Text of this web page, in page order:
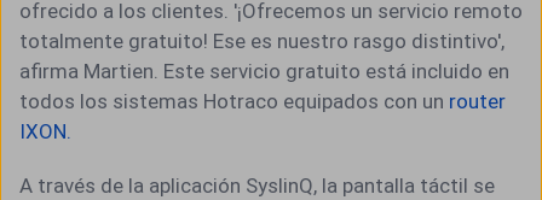
ofrecido a los clientes. '¡Ofrecemos un servicio remoto
totalmente gratuito! Ese es nuestro rasgo distintivo',
afirma Martien. Este servicio gratuito está incluido en
todos los sistemas Hotraco equipados con un router
IXON.
A través de la aplicación SyslinQ, la pantalla táctil se